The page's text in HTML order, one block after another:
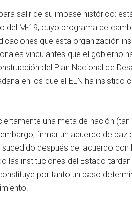
salir de su impase histórico:
del M-19, cuyo programa de
que esta organización
vinculantes que el gobierno
del Plan Nacional de
en los que el ELN ha insistido
una meta de nación
firmar un acuerdo de paz
después del acuerdo con
instituciones del Estado tardan
por tanto un paso